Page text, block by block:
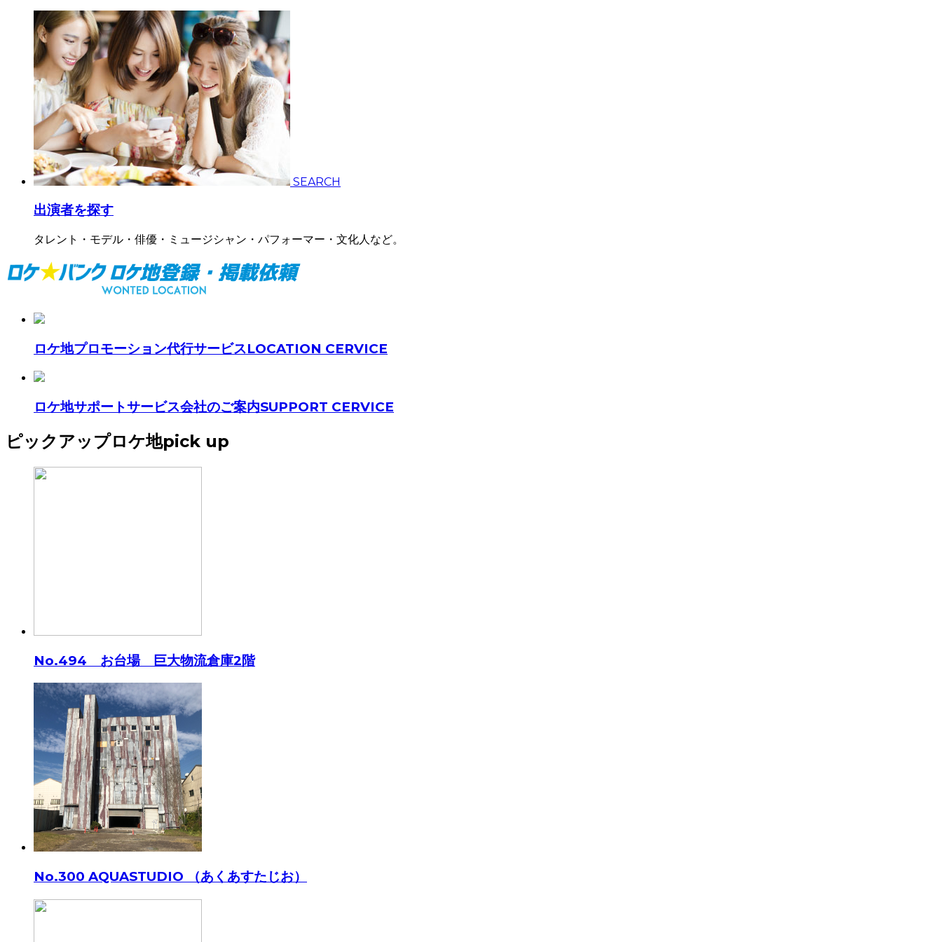
SEARCH
出演者を探す
タレント・モデル・俳優・ミュージシャン・パフォーマー・文化人など。
ロケ地プロモーション代行サービスLOCATION CERVICE
ロケ地サポートサービス会社のご案内SUPPORT CERVICE
ピックアップロケ地pick up
No.494 お台場 巨大物流倉庫2階
No.300 AQUASTUDIO （あくあすたじお）